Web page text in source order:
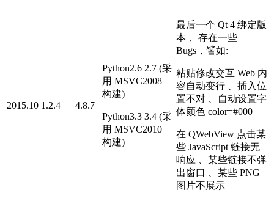
2015.10 1.2.4 4.8.7
Python2.6 2.7 (采
用 MSVC2008
构建)
Python3.3 3.4 (采
用 MSVC2010
构建)
最后一个 Qt 4 绑定版
本， 存在一些
Bugs，譬如:
粘贴修改交互 Web 内
容自动变行 、插入位
置不对 、自动设置字
体颜色 color=#000
在 QWebView 点击某
些 JavaScript 链接无
响应 、某些链接不弹
出窗口 、某些 PNG
图片不展示